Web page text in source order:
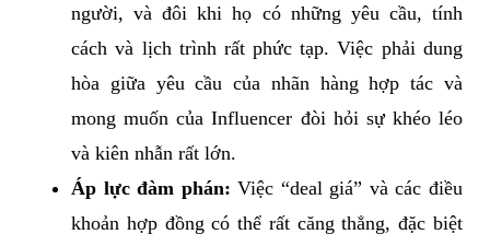
người, và đôi khi họ có những yêu cầu, tính
cách và lịch trình rất phức tạp. Việc phải dung
hòa giữa yêu cầu của nhãn hàng hợp tác và
mong muốn của Influencer đòi hỏi sự khéo léo
và kiên nhẫn rất lớn.
Áp lực đàm phán: Việc “deal giá” và các điều
khoản hợp đồng có thể rất căng thẳng, đặc biệt